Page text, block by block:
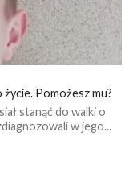
Pomożesz mu?
stanąć do walki o
w jego...